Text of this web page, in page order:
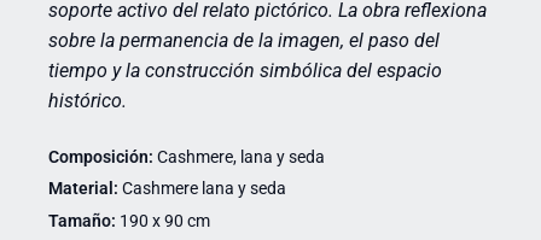
soporte activo del relato pictórico. La obra reflexiona
sobre la permanencia de la imagen, el paso del
tiempo y la construcción simbólica del espacio
histórico.
Composición: Cashmere, lana y seda
Material: Cashmere lana y seda
Tamaño: 190 x 90 cm